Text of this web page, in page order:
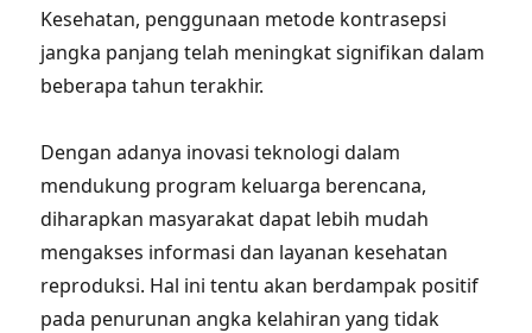
Kesehatan, penggunaan metode kontrasepsi
jangka panjang telah meningkat signifikan dalam
beberapa tahun terakhir.
Dengan adanya inovasi teknologi dalam
mendukung program keluarga berencana,
diharapkan masyarakat dapat lebih mudah
mengakses informasi dan layanan kesehatan
reproduksi. Hal ini tentu akan berdampak positif
pada penurunan angka kelahiran yang tidak